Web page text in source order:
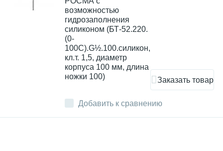
Добавить к сравнению
возможностью
гидрозаполнения
силиконом (БТ-52.220.
(0-
100С).G½.100.силикон,
кл.т. 1,5, диаметр
корпуса 100 мм, длина
ножки 100)
Заказать товар